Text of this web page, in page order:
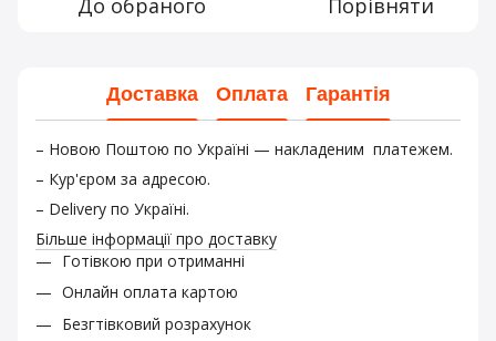
До обраного Порівняти
Доставка Оплата Гарантія
– Новою Поштою по Україні — накладеним платежем.
– Кур'єром за адресою.
– Delivery по Україні.
Більше інформації про доставку
Готівкою при отриманні
Онлайн оплата картою
Безгтівковий розрахунок